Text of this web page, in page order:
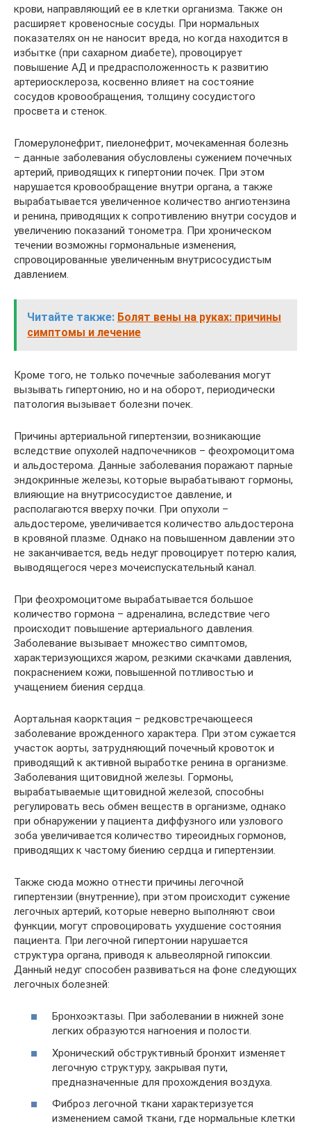
крови, направляющий ее в клетки организма. Также он
расширяет кровеносные сосуды. При нормальных
показателях он не наносит вреда, но когда находится в
избытке (при сахарном диабете), провоцирует
повышение АД и предрасположенность к развитию
артериосклероза, косвенно влияет на состояние
сосудов кровообращения, толщину сосудистого
просвета и стенок.
Гломерулонефрит, пиелонефрит, мочекаменная болезнь
– данные заболевания обусловлены сужением почечных
артерий, приводящих к гипертонии почек. При этом
нарушается кровообращение внутри органа, а также
вырабатывается увеличенное количество ангиотензина
и ренина, приводящих к сопротивлению внутри сосудов и
увеличению показаний тонометра. При хроническом
течении возможны гормональные изменения,
спровоцированные увеличенным внутрисосудистым
давлением.
Читайте также: Болят вены на руках: причины
симптомы и лечение
Кроме того, не только почечные заболевания могут
вызывать гипертонию, но и на оборот, периодически
патология вызывает болезни почек.
Причины артериальной гипертензии, возникающие
вследствие опухолей надпочечников – феохромоцитома
и альдостерома. Данные заболевания поражают парные
эндокринные железы, которые вырабатывают гормоны,
влияющие на внутрисосудистое давление, и
располагаются вверху почки. При опухоли –
альдостероме, увеличивается количество альдостерона
в кровяной плазме. Однако на повышенном давлении это
не заканчивается, ведь недуг провоцирует потерю калия,
выводящегося через мочеиспускательный канал.
При феохромоцитоме вырабатывается большое
количество гормона – адреналина, вследствие чего
происходит повышение артериального давления.
Заболевание вызывает множество симптомов,
характеризующихся жаром, резкими скачками давления,
покраснением кожи, повышенной потливостью и
учащением биения сердца.
Аортальная каорктация – редковстречающееся
заболевание врожденного характера. При этом сужается
участок аорты, затрудняющий почечный кровоток и
приводящий к активной выработке ренина в организме.
Заболевания щитовидной железы. Гормоны,
вырабатываемые щитовидной железой, способны
регулировать весь обмен веществ в организме, однако
при обнаружении у пациента диффузного или узлового
зоба увеличивается количество тиреоидных гормонов,
приводящих к частому биению сердца и гипертензии.
Также сюда можно отнести причины легочной
гипертензии (внутренние), при этом происходит сужение
легочных артерий, которые неверно выполняют свои
функции, могут спровоцировать ухудшение состояния
пациента. При легочной гипертонии нарушается
структура органа, приводя к альвеолярной гипоксии.
Данный недуг способен развиваться на фоне следующих
легочных болезней:
Бронхоэктазы. При заболевании в нижней зоне
легких образуются нагноения и полости.
Хронический обструктивный бронхит изменяет
легочную структуру, закрывая пути,
предназначенные для прохождения воздуха.
Фиброз легочной ткани характеризуется
изменением самой ткани, где нормальные клетки